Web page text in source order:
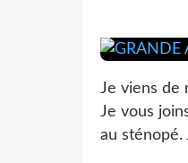
Je viens de
Je vous
au sténopé.